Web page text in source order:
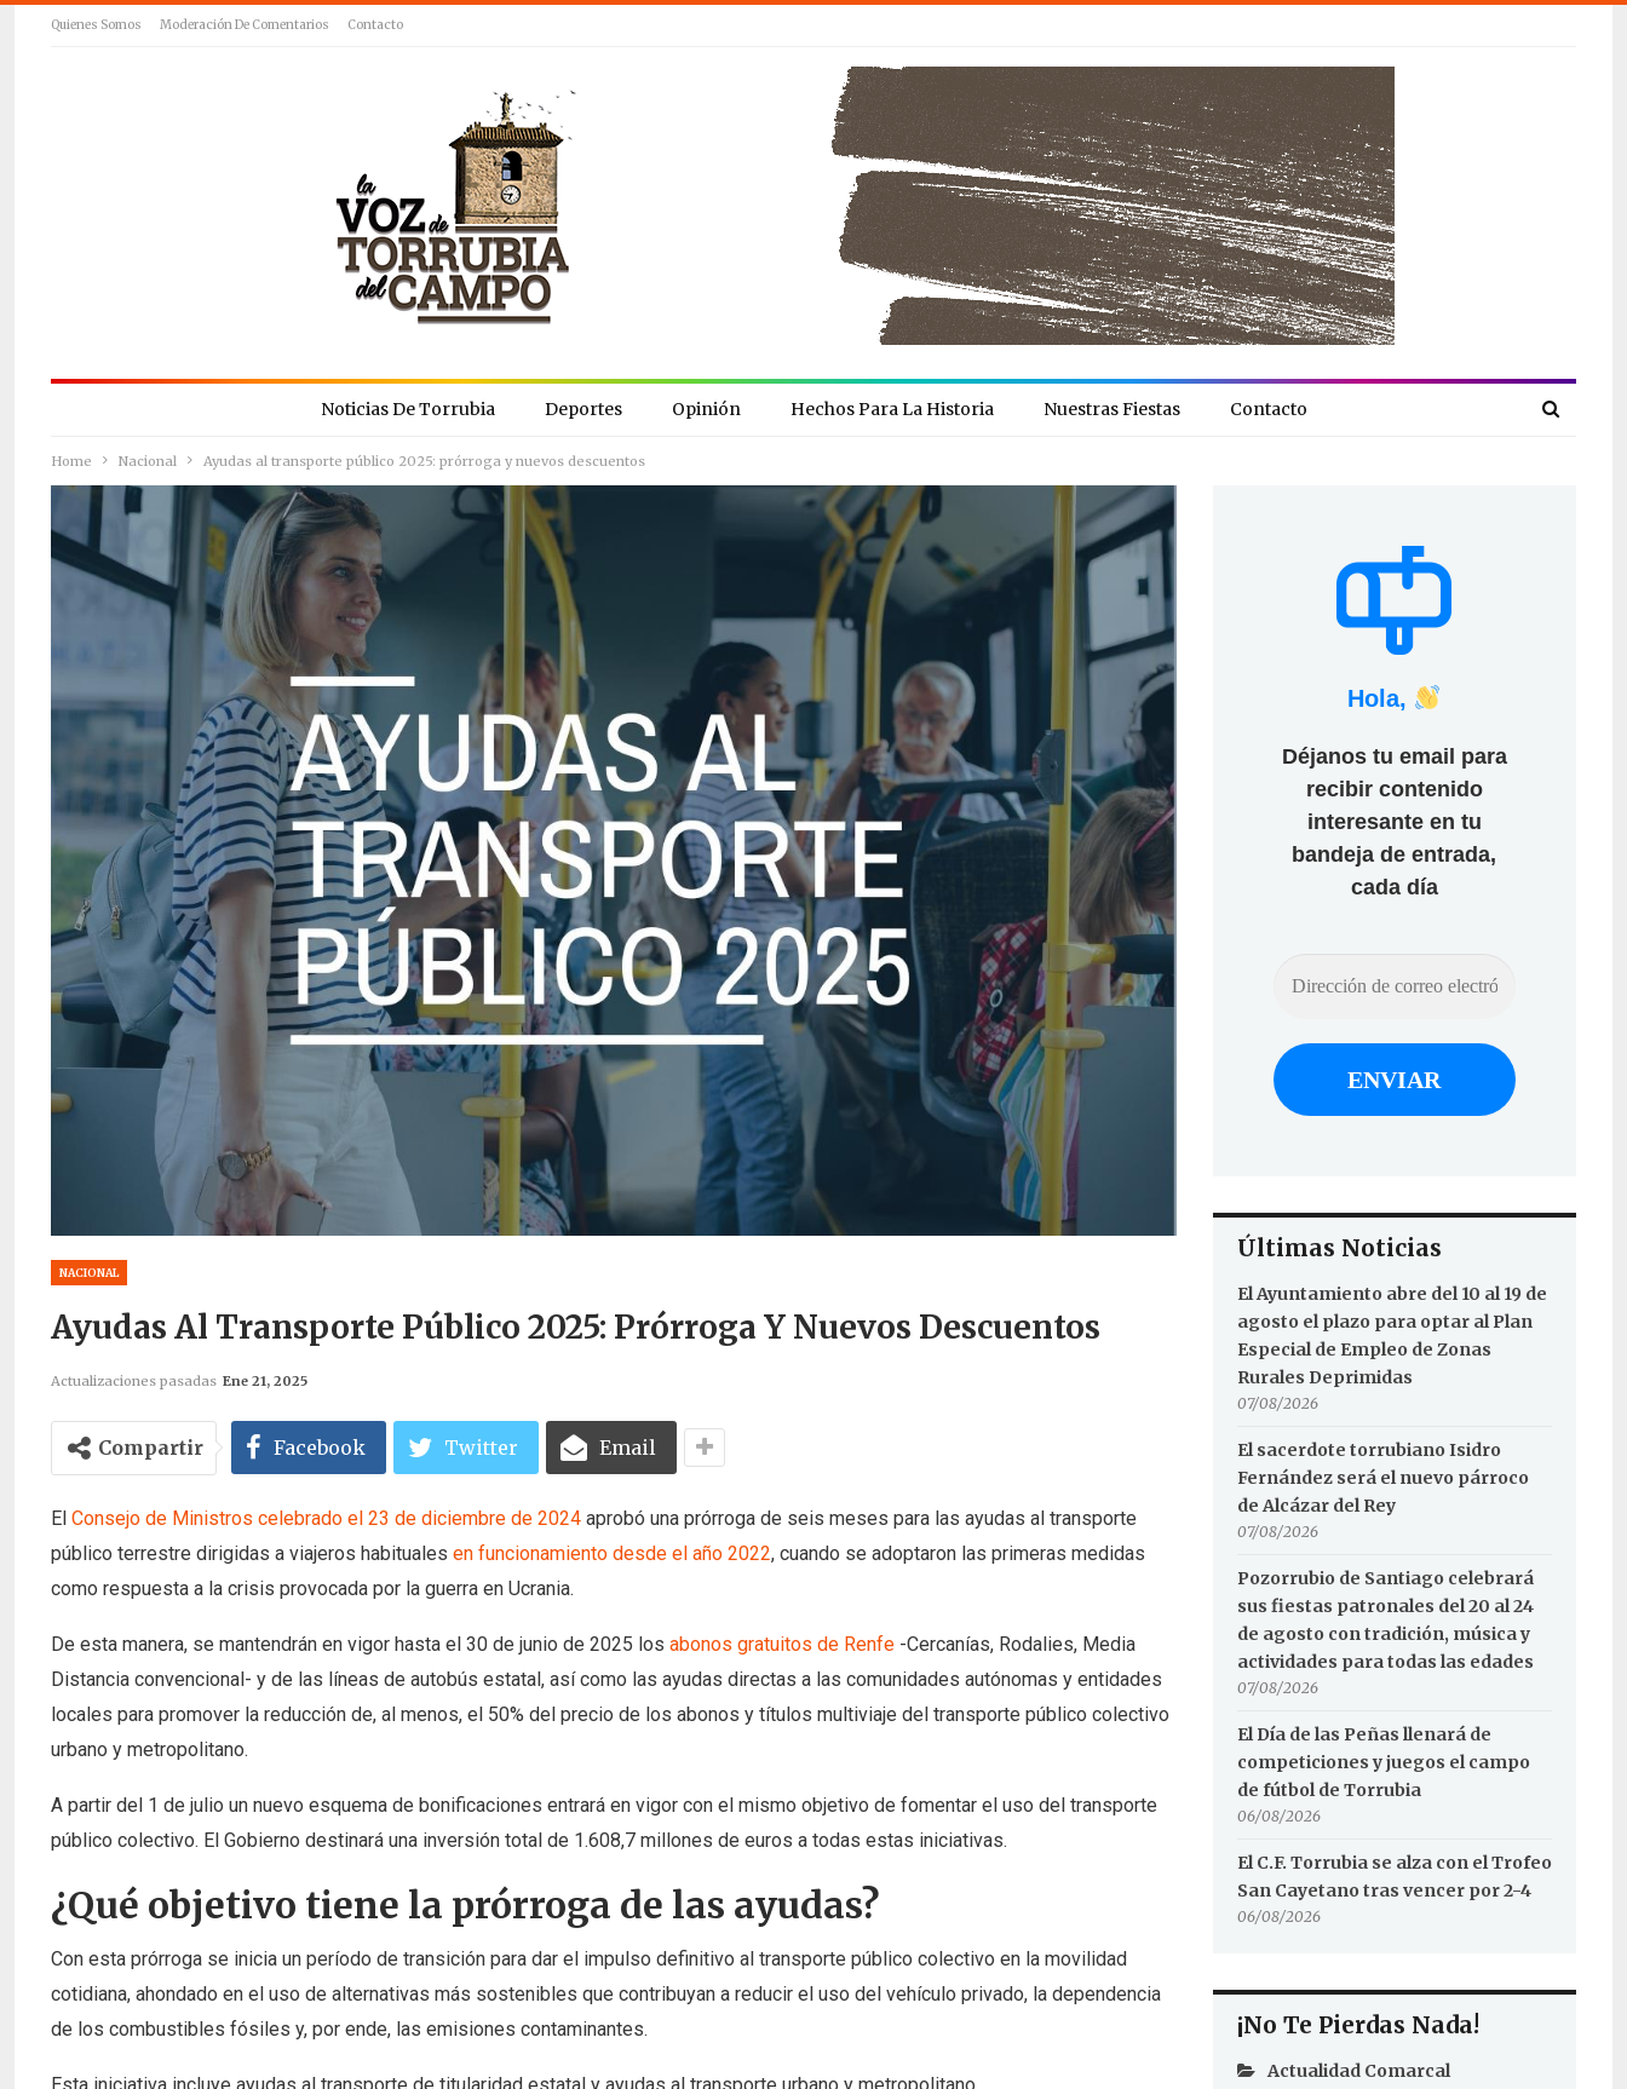
Quienes Somos Moderación De Comentarios Contacto
Noticias De Torrubia Deportes Opinión Hechos Para La Historia Nuestras Fiestas Contacto
Home Nacional Ayudas al transporte público 2025: prórroga y nuevos descuentos
NACIONAL
Ayudas Al Transporte Público 2025: Prórroga Y Nuevos Descuentos
Actualizaciones pasadas Ene 21, 2025
Compartir Facebook Twitter Email
El Consejo de Ministros celebrado el 23 de diciembre de 2024 aprobó una prórroga de seis meses para las ayudas al transporte
público terrestre dirigidas a viajeros habituales en funcionamiento desde el año 2022, cuando se adoptaron las primeras medidas
como respuesta a la crisis provocada por la guerra en Ucrania.
De esta manera, se mantendrán en vigor hasta el 30 de junio de 2025 los abonos gratuitos de Renfe -Cercanías, Rodalies, Media
Distancia convencional- y de las líneas de autobús estatal, así como las ayudas directas a las comunidades autónomas y entidades
locales para promover la reducción de, al menos, el 50% del precio de los abonos y títulos multiviaje del transporte público colectivo
urbano y metropolitano.
A partir del 1 de julio un nuevo esquema de bonificaciones entrará en vigor con el mismo objetivo de fomentar el uso del transporte
público colectivo. El Gobierno destinará una inversión total de 1.608,7 millones de euros a todas estas iniciativas.
¿Qué objetivo tiene la prórroga de las ayudas?
Con esta prórroga se inicia un período de transición para dar el impulso definitivo al transporte público colectivo en la movilidad
cotidiana, ahondado en el uso de alternativas más sostenibles que contribuyan a reducir el uso del vehículo privado, la dependencia
de los combustibles fósiles y, por ende, las emisiones contaminantes.
Hola,
Déjanos tu email para
recibir contenido
interesante en tu
bandeja de entrada,
cada día
Últimas Noticias
El Ayuntamiento abre del 10 al 19 de
agosto el plazo para optar al Plan
Especial de Empleo de Zonas
Rurales Deprimidas
07/08/2026
El sacerdote torrubiano Isidro
Fernández será el nuevo párroco
de Alcázar del Rey
07/08/2026
Pozorrubio de Santiago celebrará
sus fiestas patronales del 20 al 24
de agosto con tradición, música y
actividades para todas las edades
07/08/2026
El Día de las Peñas llenará de
competiciones y juegos el campo
de fútbol de Torrubia
06/08/2026
El C.F. Torrubia se alza con el Trofeo
San Cayetano tras vencer por 2-4
06/08/2026
¡No Te Pierdas Nada!
Actualidad Comarcal